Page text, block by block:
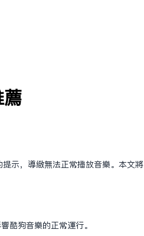
示，导致无法正常播放音乐。本文将
酷狗音乐的正常运行。